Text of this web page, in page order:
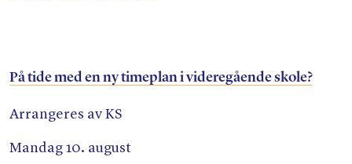
På tide med en ny timeplan i videregående skole?
Arrangeres av KS
Mandag 10. august